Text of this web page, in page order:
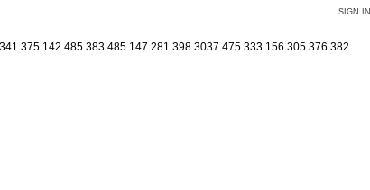
SIGN IN
375 142 485 383 485 147 281 398 3037 475 333 156 305 376 382